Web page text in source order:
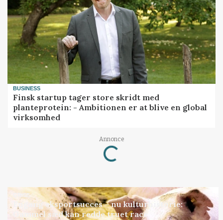
BUSINESS
Finsk startup tager store skridt med
planteprotein: - Ambitionen er at blive en global
virksomhed
Annonce
Loading...
GRISE
Engang eksportsucces – nu kulturhistorie:
Gammel sæd kan redde truet race